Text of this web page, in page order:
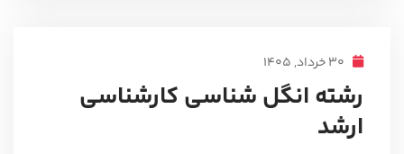
رشته انگل شناسی کارشناسی
ارشد